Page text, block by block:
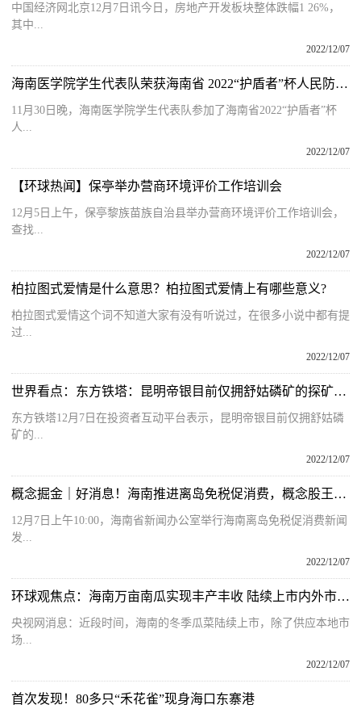
中国经济网北京12月7日讯今日，房地产开发板块整体跌幅1 26%，
其中...
2022/12/07
海南医学院学生代表队荣获海南省 2022“护盾者”杯人民防空知识竞赛三等奖
11月30日晚，海南医学院学生代表队参加了海南省2022“护盾者”杯
人...
2022/12/07
【环球热闻】保亭举办营商环境评价工作培训会
12月5日上午，保亭黎族苗族自治县举办营商环境评价工作培训会，
查找...
2022/12/07
柏拉图式爱情是什么意思？柏拉图式爱情上有哪些意义?
柏拉图式爱情这个词不知道大家有没有听说过，在很多小说中都有提
过...
2022/12/07
世界看点：东方铁塔：昆明帝银目前仅拥舒姑磷矿的探矿权，尚未取得采矿权并开展经营
东方铁塔12月7日在投资者互动平台表示，昆明帝银目前仅拥舒姑磷
矿的...
2022/12/07
概念掘金｜好消息！海南推进离岛免税促消费，概念股王者归来？
12月7日上午10:00，海南省新闻办公室举行海南离岛免税促消费新闻
发...
2022/12/07
环球观焦点：海南万亩南瓜实现丰产丰收 陆续上市内外市场兼顾
央视网消息：近段时间，海南的冬季瓜菜陆续上市，除了供应本地市
场...
2022/12/07
首次发现！80多只“禾花雀”现身海口东寨港